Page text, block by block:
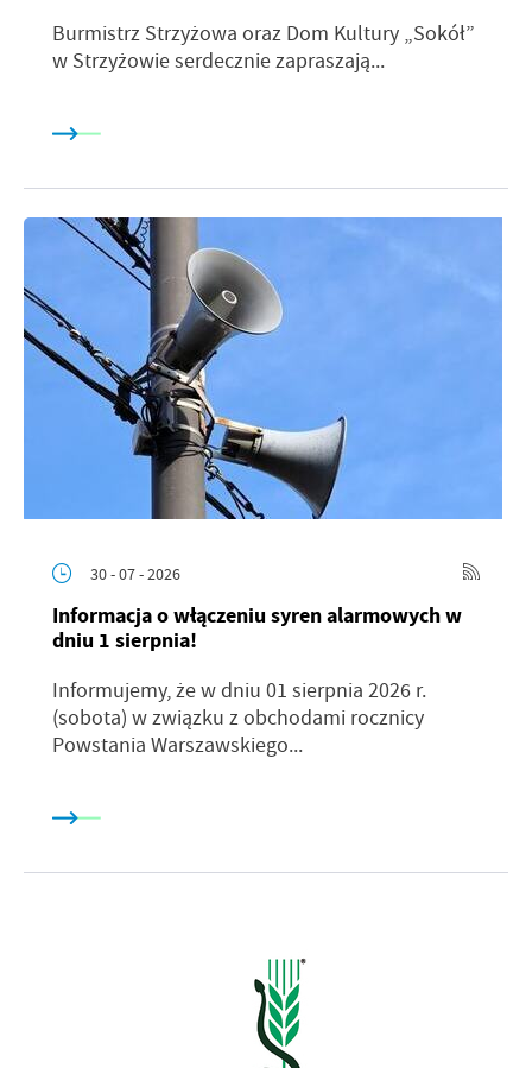
Burmistrz Strzyżowa oraz Dom Kultury „Sokół”
w Strzyżowie serdecznie zapraszają...
30 - 07 - 2026
Informacja o włączeniu syren alarmowych w
dniu 1 sierpnia!
Informujemy, że w dniu 01 sierpnia 2026 r.
(sobota) w związku z obchodami rocznicy
Powstania Warszawskiego...